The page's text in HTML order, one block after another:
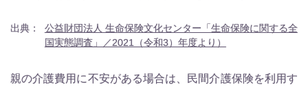
出典： 公益財団法人 生命保険文化センター「生命保険に関する全
国実態調査」／2021（令和3）年度より）
親の介護費用に不安がある場合は、民間介護保険を利用す